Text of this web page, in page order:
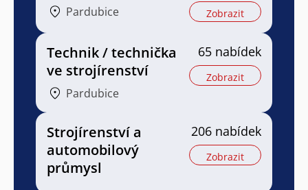
Pardubice Zobrazit
Technik / technička
ve strojírenství
Pardubice
65 nabídek
Zobrazit
Strojírenství a
automobilový
průmysl
206 nabídek
Zobrazit